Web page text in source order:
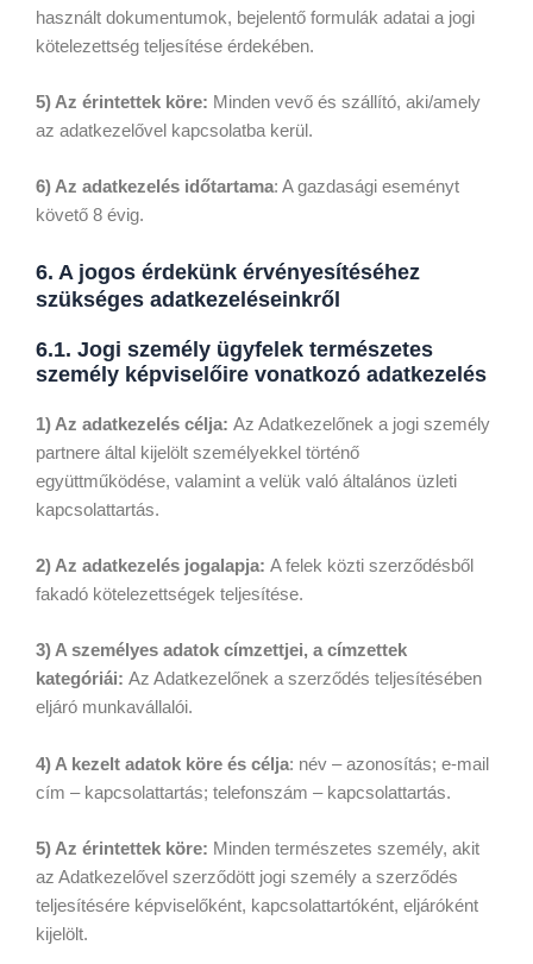
használt dokumentumok, bejelentő formulák adatai a jogi
kötelezettség teljesítése érdekében.
5) Az érintettek köre: Minden vevő és szállító, aki/amely
az adatkezelővel kapcsolatba kerül.
6) Az adatkezelés időtartama: A gazdasági eseményt
követő 8 évig.
6. A jogos érdekünk érvényesítéséhez
szükséges adatkezeléseinkről
6.1. Jogi személy ügyfelek természetes
személy képviselőire vonatkozó adatkezelés
1) Az adatkezelés célja: Az Adatkezelőnek a jogi személy
partnere által kijelölt személyekkel történő
együttműködése, valamint a velük való általános üzleti
kapcsolattartás.
2) Az adatkezelés jogalapja: A felek közti szerződésből
fakadó kötelezettségek teljesítése.
3) A személyes adatok címzettjei, a címzettek
kategóriái: Az Adatkezelőnek a szerződés teljesítésében
eljáró munkavállalói.
4) A kezelt adatok köre és célja: név – azonosítás; e-mail
cím – kapcsolattartás; telefonszám – kapcsolattartás.
5) Az érintettek köre: Minden természetes személy, akit
az Adatkezelővel szerződött jogi személy a szerződés
teljesítésére képviselőként, kapcsolattartóként, eljáróként
kijelölt.